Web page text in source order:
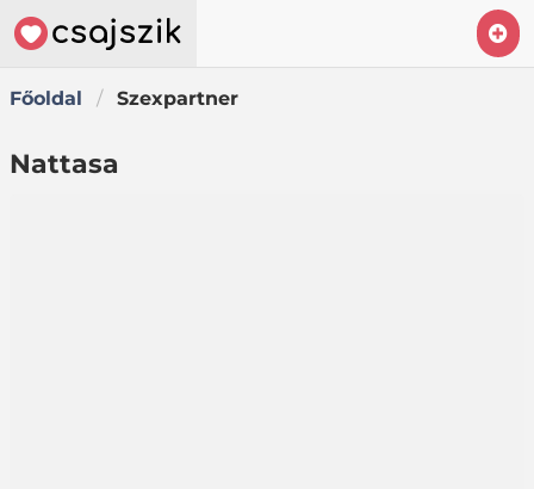
Főoldal Szexpartner
Nattasa